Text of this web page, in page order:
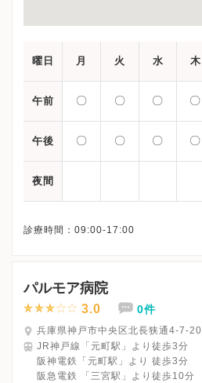
曜日 月 火 水 木
午前 〇 〇 〇 〇
午後 〇 〇 〇 〇
夜間
パルモア病院
3.0 0件
兵庫県神戸市中央区北長狭通4-7-20
JR神戸線「元町駅」より徒歩3分
阪神電鉄「元町駅」より 徒歩3分
阪急電鉄 「三宮駅」より徒歩10分